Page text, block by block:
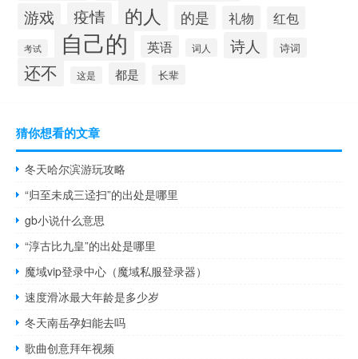
游戏 疫情 的人 的是 礼物 红包
考试 自己的 英语 词人 诗人 诗词
还不 这是 都是 长辈
猜你想看的文章
冬天哈尔滨游玩攻略
“归至未成三迳扫”的出处是哪里
gb小说什么意思
“淳古比九皇”的出处是哪里
魔域vip登录中心（魔域私服登录器）
速度滑冰最大年龄是多少岁
冬天南岳孕妇能去吗
歌曲创意拜年视频